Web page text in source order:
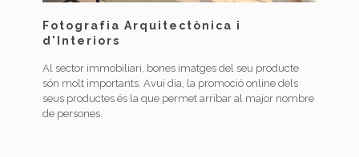
Fotografia Arquitectònica i
d'Interiors
Al sector immobiliari, bones imatges del seu producte
són molt importants. Avui dia, la promoció online dels
seus productes és la que permet arribar al major nombre
de persones.